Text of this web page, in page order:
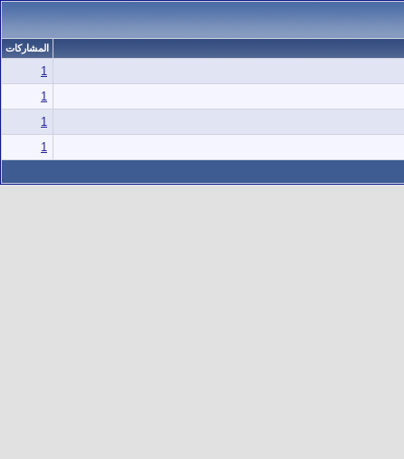
المشاركات
1
1
1
1